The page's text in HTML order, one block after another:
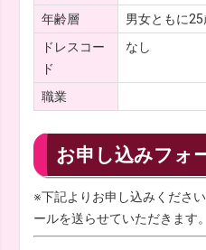
年齢層
男女ともに
ドレスコー
ド
なし
職業
お申し込みフォ
※下記よりお申し込みくださ
ールを送らせていただきます。